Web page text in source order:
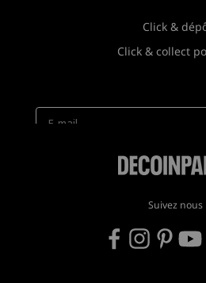
Click &
Click & collect
Newsletter
Suivez nous